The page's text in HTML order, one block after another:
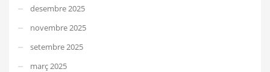
desembre 2025
novembre 2025
setembre 2025
març 2025